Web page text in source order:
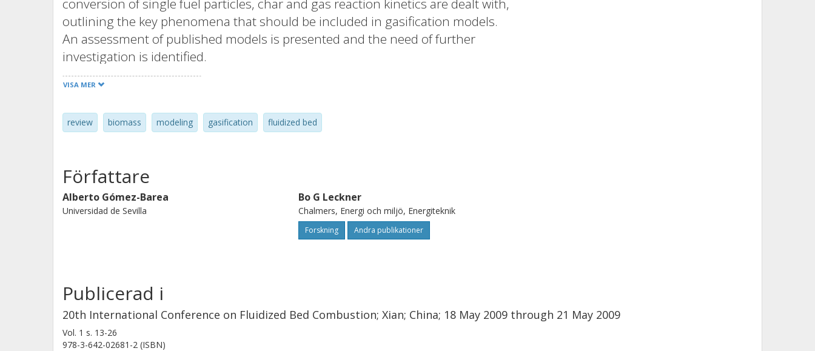
conversion of single fuel particles, char and gas reaction kinetics are dealt with,
outlining the key phenomena that should be included in gasification models.
An assessment of published models is presented and the need of further
investigation is identified.
VISA MER
review biomass modeling gasification fluidized bed
Författare
Alberto Gómez-Barea
Universidad de Sevilla
Bo G Leckner
Chalmers, Energi och miljö, Energiteknik
Forskning Andra publikationer
Publicerad i
20th International Conference on Fluidized Bed Combustion; Xian; China; 18 May 2009 through 21 May 2009
Vol. 1 s. 13-26
978-3-642-02681-2 (ISBN)